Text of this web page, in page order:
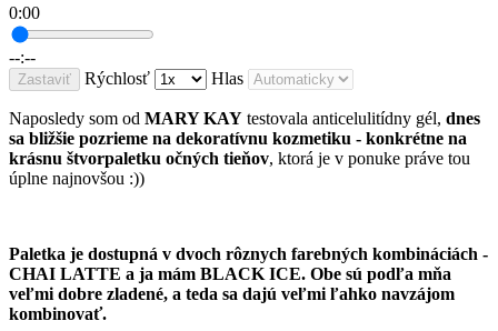
0:00
--:--
Zastaviť Rýchlosť Hlas
Naposledy som od MARY KAY testovala anticelulitídny gél, dnes
sa bližšie pozrieme na dekoratívnu kozmetiku - konkrétne na
krásnu štvorpaletku očných tieňov, ktorá je v ponuke práve tou
úplne najnovšou :))
Paletka je dostupná v dvoch rôznych farebných kombináciách -
CHAI LATTE a ja mám BLACK ICE. Obe sú podľa mňa
veľmi dobre zladené, a teda sa dajú veľmi ľahko navzájom
kombinovať.